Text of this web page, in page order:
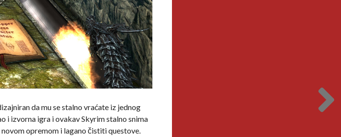
da mu se stalno vraćate iz jednog
i izvorna igra i ovakav Skyrim stalno snima
opremom i lagano čistiti questove.